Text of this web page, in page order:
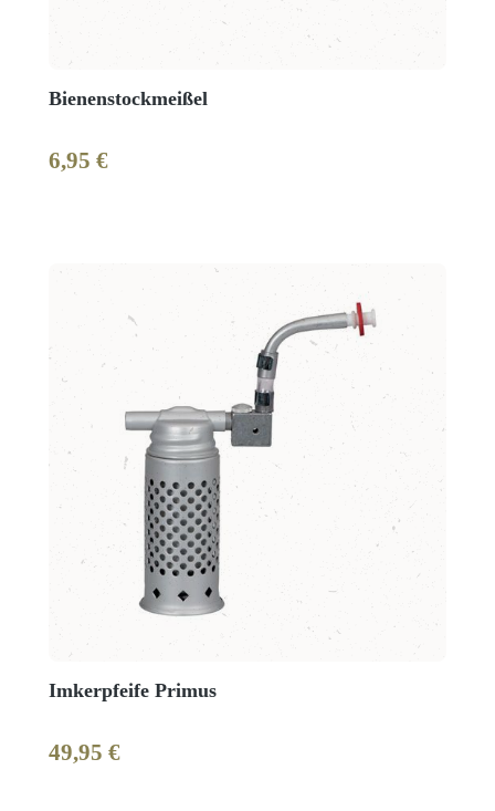
Bienenstockmeißel
Regulärer Preis:
6,95 €
Imkerpfeife Primus
Regulärer Preis:
49,95 €